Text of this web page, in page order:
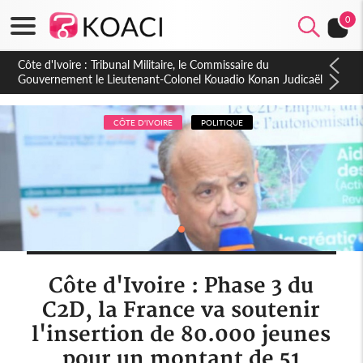
0
Burkina Faso : hausse de 75 FCFA du prix du litre du diesel à
la pompe
CÔTE D'IVOIRE POLITIQUE
Côte d'Ivoire : Phase 3 du
C2D, la France va soutenir
l'insertion de 80.000 jeunes